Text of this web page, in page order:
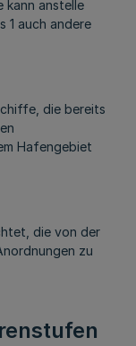
kann anstelle
1 auch andere
die bereits
Hafengebiet
die von der
zu